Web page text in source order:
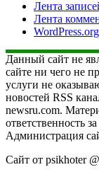
Лента
Лента
WordPress.org
Данный сайт не
сайте ни чего не
услуги не
новостей RSS
newsru.com.
ответственность
Администрация
Сайт от psikhoter